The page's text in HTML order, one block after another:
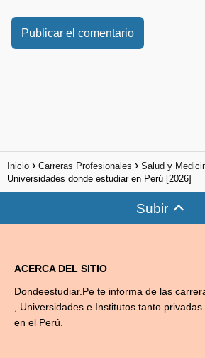
Inicio Carreras Profesionales Salud y
Universidades donde estudiar en Perú [2026]
Subir
ACERCA DEL SITIO
Dondeestudiar.Pe te informa de las
, Universidades e Institutos tanto
en el Perú.